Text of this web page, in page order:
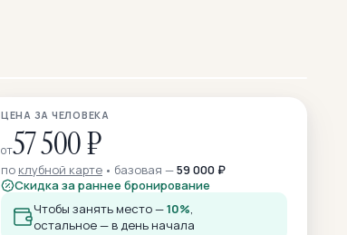
ЦЕНА ЗА ЧЕЛОВЕКА
от57 500 ₽
по клубной карте базовая —59 000 ₽
Скидка за раннее бронирование
Чтобы занять место —10%,
остальное — в день начала